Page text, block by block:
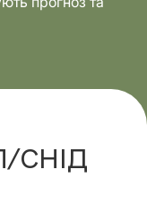
СНІД